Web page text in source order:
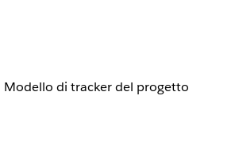
Modello di tracker del progetto